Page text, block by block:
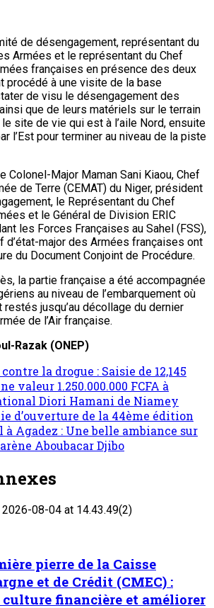
de désengagement, représentant du
Armées et le représentant du Chef
françaises en présence des deux
procédé à une visite de la base
de visu le désengagement des
que de leurs matériels sur le terrain
site de vie qui est à l’aile Nord, ensuite
l’Est pour terminer au niveau de la piste
Colonel-Major Maman Sani Kiaou, Chef
de Terre (CEMAT) du Niger, président
le Représentant du Chef
et le Général de Division ERIC
les Forces Françaises au Sahel (FSS),
d’état-major des Armées françaises ont
du Document Conjoint de Procédure.
la partie française a été accompagnée
au niveau de l’embarquement où
jusqu’au décollage du dernier
de l’Air française.
Razak (ONEP)
la drogue : Saisie de 12,145
valeur 1.250.000.000 FCFA à
Diori Hamani de Niamey
d’ouverture de la 44ème édition
à Agadez : Une belle ambiance sur
Aboubacar Djibo
pierre de la Caisse
et de Crédit (CMEC) :
financière et améliorer